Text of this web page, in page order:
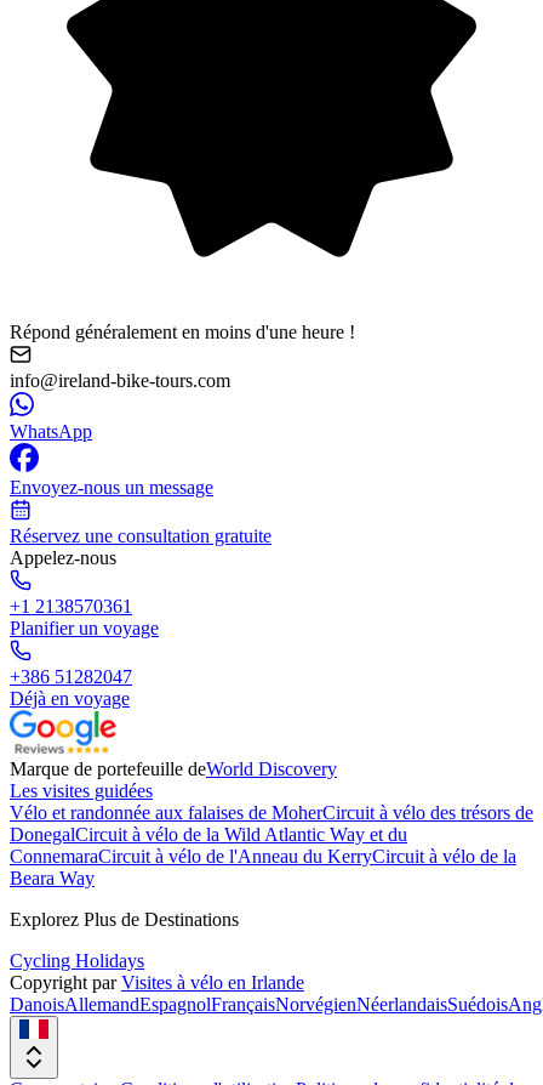
Répond généralement en moins d'une heure !
info@ireland-bike-tours.com
WhatsApp
Envoyez-nous un message
Réservez une consultation gratuite
Appelez-nous
+1 2138570361
Planifier un voyage
+386 51282047
Déjà en voyage
Marque de portefeuille deWorld Discovery
Les visites guidées
Vélo et randonnée aux falaises de MoherCircuit à vélo des trésors de
DonegalCircuit à vélo de la Wild Atlantic Way et du
ConnemaraCircuit à vélo de l'Anneau du KerryCircuit à vélo de la
Beara Way
Explorez Plus de Destinations
Cycling Holidays
Copyright par Visites à vélo en Irlande
DanoisAllemandEspagnolFrançaisNorvégienNéerlandaisSuédois